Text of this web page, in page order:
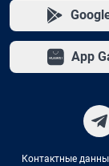
App
Контактные